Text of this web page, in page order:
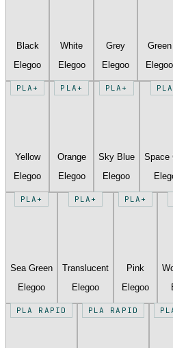
Black
Elegoo
White
Elegoo
Grey
Elegoo
Green
Elegoo
PLA+
Yellow
Elegoo
PLA+
Orange
Elegoo
PLA+
Sky Blue
Elegoo
Space
PLA+
Sea Green
Elegoo
PLA+
Translucent
Elegoo
PLA+
Pink
Elegoo
PLA RAPID PLA RAPID